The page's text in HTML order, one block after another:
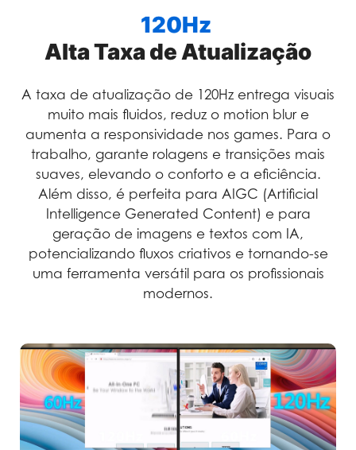
120Hz
Alta Taxa de Atualização
A taxa de atualização de 120Hz entrega visuais
muito mais fluidos, reduz o motion blur e
aumenta a responsividade nos games. Para o
trabalho, garante rolagens e transições mais
suaves, elevando o conforto e a eficiência.
Além disso, é perfeita para AIGC (Artificial
Intelligence Generated Content) e para
geração de imagens e textos com IA,
potencializando fluxos criativos e tornando-se
uma ferramenta versátil para os profissionais
modernos.